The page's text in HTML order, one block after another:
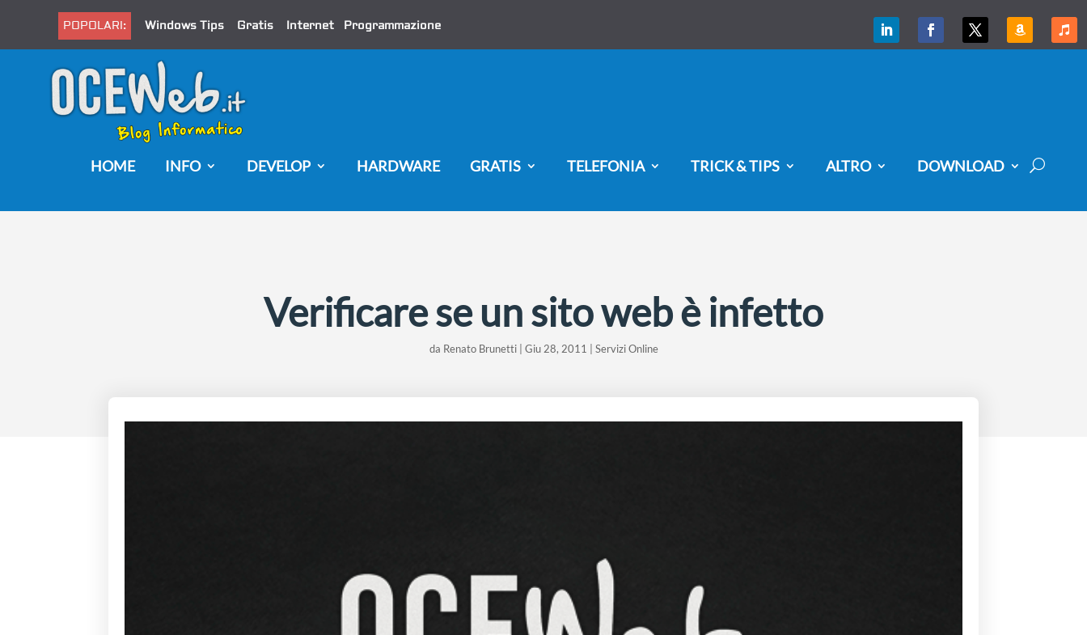
POPOLARI: Windows Tips Gratis Internet Programmazione
HOME INFO DEVELOP HARDWARE GRATIS TELEFONIA TRICK & TIPS ALTRO DOWNLOAD
Verificare se un sito web è infetto
da Renato Brunetti| Giu 28, 2011 Servizi Online